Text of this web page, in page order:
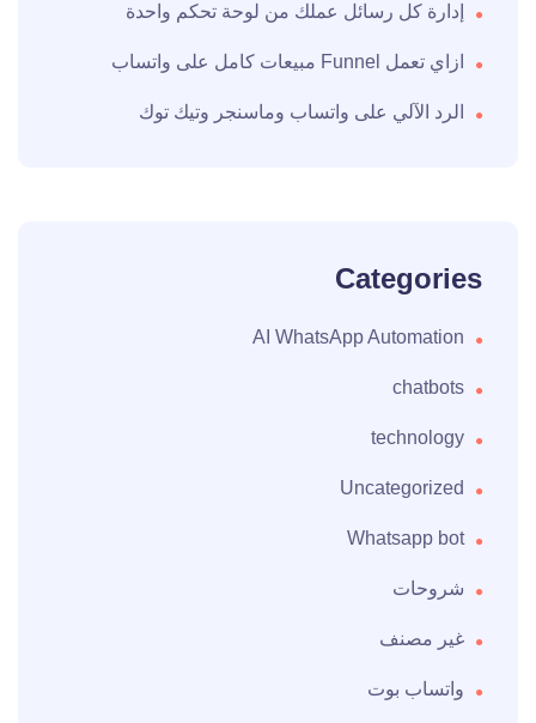
إدارة كل رسائل عملك من لوحة تحكم واحدة
ازاي تعمل Funnel مبيعات كامل على واتساب
الرد الآلي على واتساب وماسنجر وتيك توك
Categories
AI WhatsApp Automation
chatbots
technology
Uncategorized
Whatsapp bot
شروحات
غير مصنف
واتساب بوت